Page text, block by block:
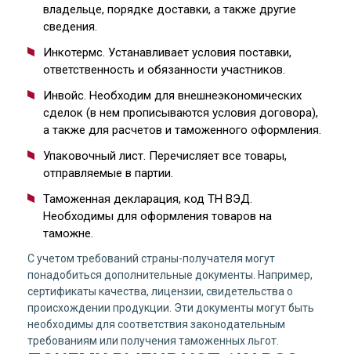
владельце, порядке доставки, а также другие
сведения.
Инкотермс. Устанавливает условия поставки,
ответственность и обязанности участников.
Инвойс. Необходим для внешнеэкономических
сделок (в нем прописываются условия договора),
а также для расчетов и таможенного оформления.
Упаковочный лист. Перечисляет все товары,
отправляемые в партии.
Таможенная декларация, код ТН ВЭД.
Необходимы для оформления товаров на
таможне.
С учетом требований страны-получателя могут
понадобиться дополнительные документы. Например,
сертификаты качества, лицензии, свидетельства о
происхождении продукции. Эти документы могут быть
необходимы для соответствия законодательным
требованиям или получения таможенных льгот.